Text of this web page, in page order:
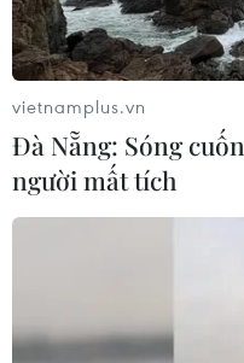
vietnamplus.vn
Đà Nẵng: Sóng
người mất tích